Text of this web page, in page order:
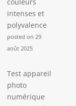
intenses et
polyvalence
posted on 29
août 2025
Test appareil
photo
numérique